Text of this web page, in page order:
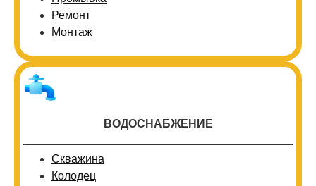
Ремонт
Монтаж
ВОДОСНАБЖЕНИЕ
Скважина
Колодец